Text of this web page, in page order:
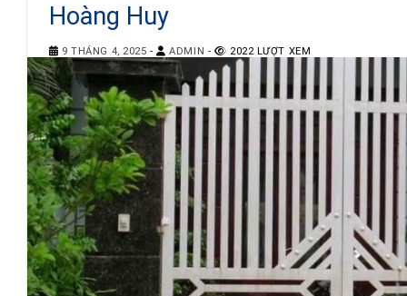
Hoàng Huy
9 THÁNG 4, 2025 - ADMIN - 2022 LƯỢT XEM